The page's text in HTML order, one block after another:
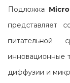
Подложка
представляет
питательной
инновационные
диффузии и